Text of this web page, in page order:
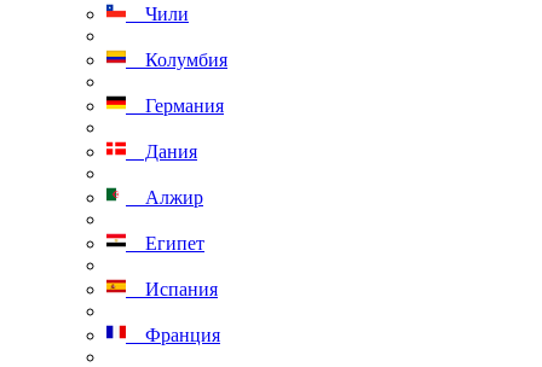
Чили
Колумбия
Германия
Дания
Алжир
Египет
Испания
Франция